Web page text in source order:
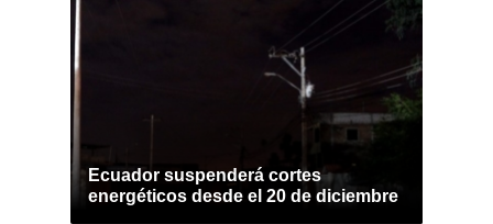
Ecuador suspenderá cortes
energéticos desde el 20 de diciembre